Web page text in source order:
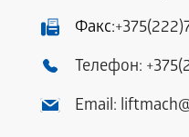
Факс:
Телефон:
Email: